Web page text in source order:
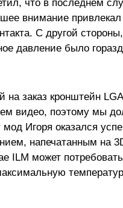
что в последнем
внимание привлекал
С другой
давление было
заказ кронштейн
видео, поэтому мы
мод Игоря оказался
напечатанным на
может